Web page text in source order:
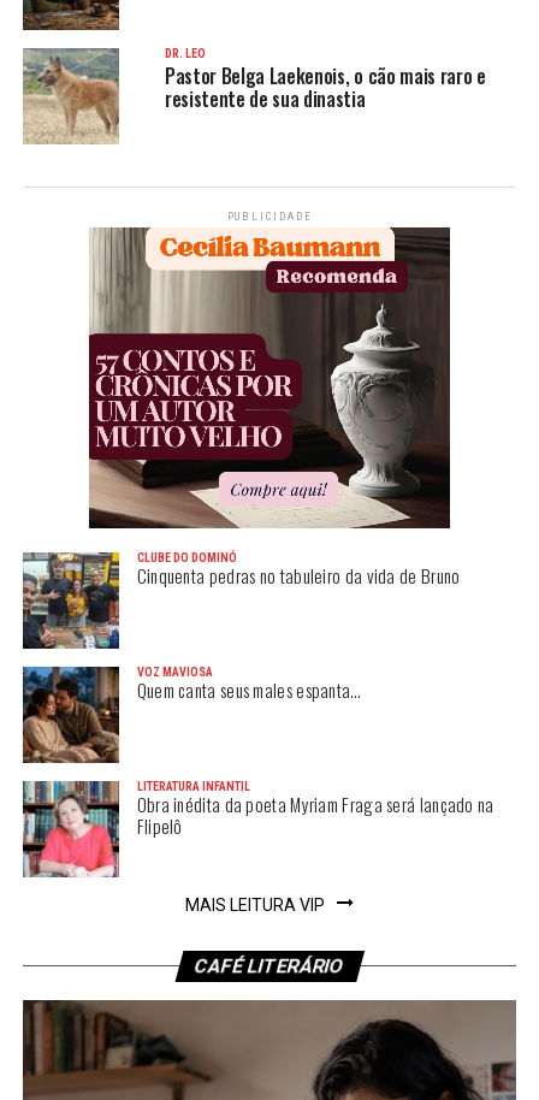
DR. LEO
Pastor Belga Laekenois, o cão mais raro e
resistente de sua dinastia
PUBLICIDADE
CLUBE DO DOMINÓ
Cinquenta pedras no tabuleiro da vida de Bruno
VOZ MAVIOSA
Quem canta seus males espanta…
LITERATURA INFANTIL
Obra inédita da poeta Myriam Fraga será lançado na
Flipelô
MAIS LEITURA VIP
CAFÉ LITERÁRIO